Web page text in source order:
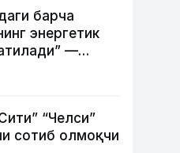
барча
энергетик
—
“Челси”
сотиб олмоқчи